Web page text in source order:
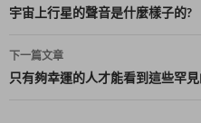
章
導
覽
宇宙上行星的聲音是什麼樣子的?
下一篇文章
只有夠幸運的人才能看到這些罕